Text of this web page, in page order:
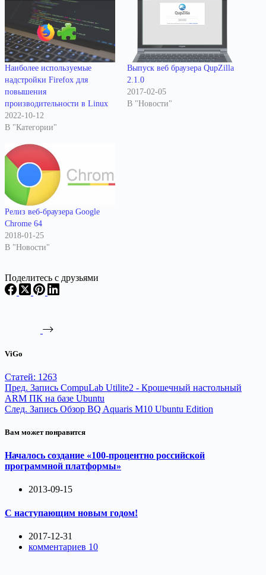
Наиболее используемые
надстройки Firefox для
повышения
производительности в Linux
2022-10-12
В "Категории"
Выпуск веб браузера QupZilla
2.1.0
2017-02-05
В "Новости"
Релиз веб-браузера Google
Chrome 64
2018-01-25
В "Новости"
Поделитесь с друзьями
ViGo
Статей: 1263
Пред. Запись CompuLab Utilite2 - Крошечный настольный
ARM ПК на базе Ubuntu
След. Запись Обзор BQ Aquaris M10 Ubuntu Edition
Вам может понравится
Началось создание «100-процентно российской
программной платформы»
2013-09-15
С наступающим новым годом!
2017-12-31
комментариев 10